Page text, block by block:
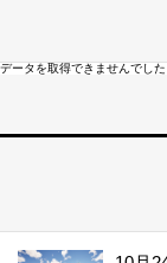
データを取得できませんでした